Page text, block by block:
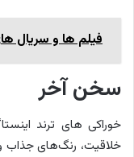
فیلم ها و سریال های نوروز ۱۴۰۴+
سخن آخر
خوراکی‌ های ترند
خلاقیت، رنگ‌های جذاب و